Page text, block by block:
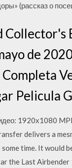
(рассказ о
de
Pelicula
1920х1080
delivers a
time. It would
the Last